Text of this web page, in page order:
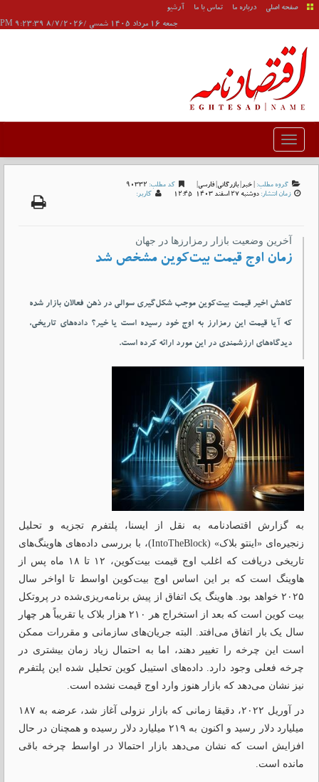
صفحه اصلی درباره ما تماس با ما
آرشیو
جمعه 16 مرداد 1405 شمسی /8/7/2026 9:23:39 PM
گروه مطلب: | خبر| بازرگانی| فارسی| کد مطلب: 90332
زمان انتشار: دوشنبه 27 اسفند 1403-12:45 کاربر:
آخرین وضعیت بازار رمزارزها در جهان
زمان اوج قیمت بیت‌کوین مشخص شد
کاهش اخیر قیمت بیت‌کوین موجب شکل‌گیری سوالی در ذهن فعالان بازار شده
که آیا قیمت این رمزارز به اوج خود رسیده است یا خیر؟ داده‌های تاریخی،
دیدگاه‌های ارزشمندی در این مورد ارائه کرده است.
به گزارش اقتصادنامه به نقل از ایسنا، پلتفرم تجزیه و تحلیل
زنجیره‌ای «اینتو بلاک» (IntoTheBlock)، با بررسی داده‌های هاوینگ‌های
تاریخی دریافت که اغلب اوج قیمت بیت‌کوین، ۱۲ تا ۱۸ ماه پس از
هاوینگ است که بر این اساس اوج بیت‌کوین اواسط تا اواخر سال
۲۰۲۵ خواهد بود. هاوینگ یک اتفاق از پیش برنامه‌ریزی‌شده در پروتکل
بیت کوین است که بعد از استخراج هر ۲۱۰ هزار بلاک یا تقریباً هر چهار
سال یک بار اتفاق می‌افتد. البته جریان‌های سازمانی و مقررات ممکن
است این چرخه را تغییر دهند، اما به احتمال زیاد زمان بیشتری در
چرخه فعلی وجود دارد. داده‌های استیبل کوین تحلیل شده این پلتفرم
نیز نشان می‌دهد که بازار هنوز وارد اوج قیمت نشده است.
در آوریل ۲۰۲۲، دقیقا زمانی که بازار نزولی آغاز شد، عرضه به ۱۸۷
میلیارد دلار رسید و اکنون به ۲۱۹ میلیارد دلار رسیده و همچنان در حال
افزایش است که نشان می‌دهد بازار احتمالا در اواسط چرخه باقی
مانده است.